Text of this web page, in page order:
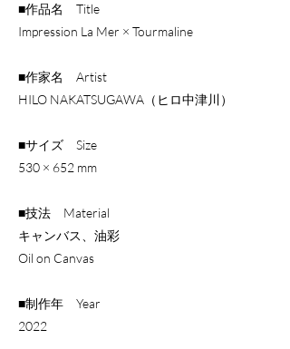
■作品名 Title
Impression La Mer × Tourmaline
■作家名 Artist
HILO NAKATSUGAWA（ヒロ中津川）
■サイズ Size
530 × 652 mm
■技法 Material
キャンバス、油彩
Oil on Canvas
■制作年 Year
​2022